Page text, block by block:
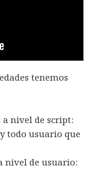
tenemos
a nivel de script:
todo usuario que
nivel de usuario: